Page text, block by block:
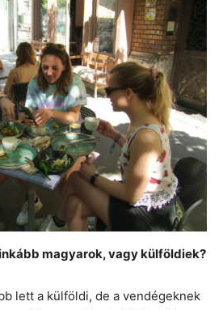
magyarok, vagy külföldiek?
lett a külföldi, de a vendégeknek